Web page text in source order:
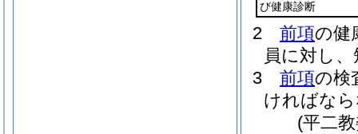
び健康診断
2 前項の健
員に対し
3
前項の検
ければな
(平二